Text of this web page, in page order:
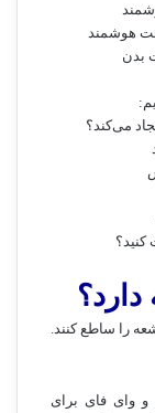
هوشمند
بدن
می‌کند؟
را ساطع کنند.
و وای فای برای